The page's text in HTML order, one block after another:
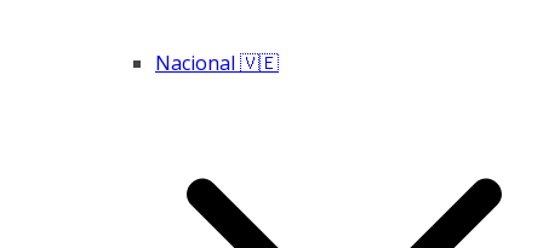
Nacional 🇻🇪